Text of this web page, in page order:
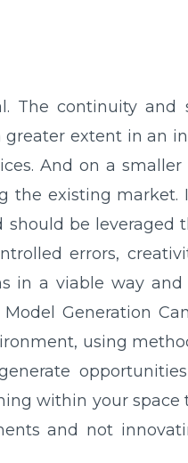
The continuity and
extent in an
And on a smaller
the existing market.
be leveraged
errors,
in a viable way
Generation
using
within your space
and not